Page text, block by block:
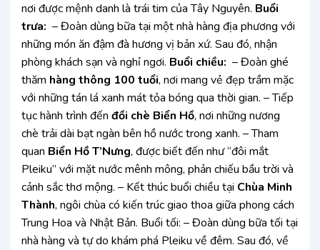
nơi được mệnh danh là trái tim của Tây Nguyên. Buổi
trưa: – Đoàn dùng bữa tại một nhà hàng địa phương với
những món ăn đậm đà hương vị bản xứ. Sau đó, nhận
phòng khách sạn và nghỉ ngơi. Buổi chiều: – Đoàn ghé
thăm hàng thông 100 tuổi, nơi mang vẻ đẹp trầm mặc
với những tán lá xanh mát tỏa bóng qua thời gian. – Tiếp
tục hành trình đến đồi chè Biển Hồ, nơi những nương
chè trải dài bạt ngàn bên hồ nước trong xanh. – Tham
quan Biển Hồ T’Nưng, được biết đến như “đôi mắt
Pleiku” với mặt nước mênh mông, phản chiếu bầu trời và
cảnh sắc thơ mộng. – Kết thúc buổi chiều tại Chùa Minh
Thành, ngôi chùa có kiến trúc giao thoa giữa phong cách
Trung Hoa và Nhật Bản. Buổi tối: – Đoàn dùng bữa tối tại
nhà hàng và tự do khám phá Pleiku về đêm. Sau đó, về